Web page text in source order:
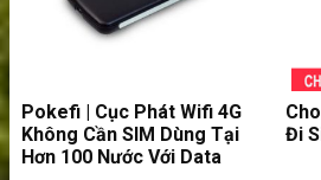
Pokefi | Cục Phát Wifi 4G
Không Cần SIM Dùng Tại
Hơn 100 Nước Với Data
Đi